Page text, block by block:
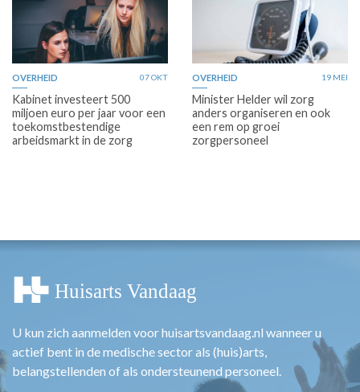
OVERHEID 07 OKT
Kabinet investeert 500
miljoen euro per jaar voor een
toekomstbestendige
arbeidsmarkt in de zorg
OVERHEID 19 MEI
Minister Helder wil zorg
anders organiseren en ook
een rem op groei
zorgpersoneel
U kun zich aanmelden voor huisartsvandaag.nl wanneer u
actief bent in de medische sector als (huis)arts,
belangstellenden of als ondersteunend personeel.